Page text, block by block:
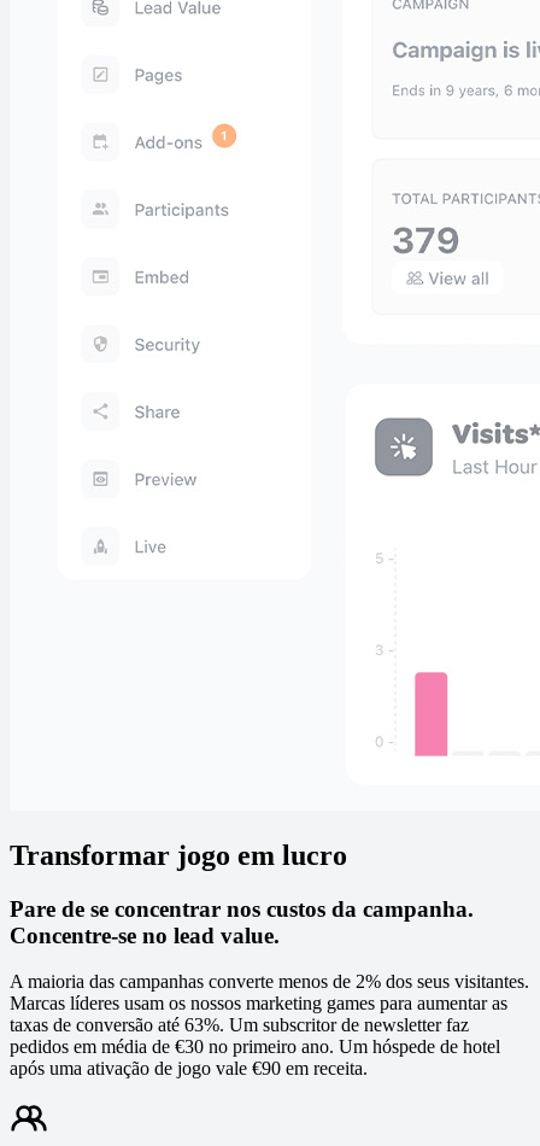
Transformar jogo em lucro
Pare de se concentrar nos custos da campanha.
Concentre-se no lead value.
A maioria das campanhas converte menos de 2% dos seus visitantes.
Marcas líderes usam os nossos marketing games para aumentar as
taxas de conversão até 63%. Um subscritor de newsletter faz
pedidos em média de €30 no primeiro ano. Um hóspede de hotel
após uma ativação de jogo vale €90 em receita.